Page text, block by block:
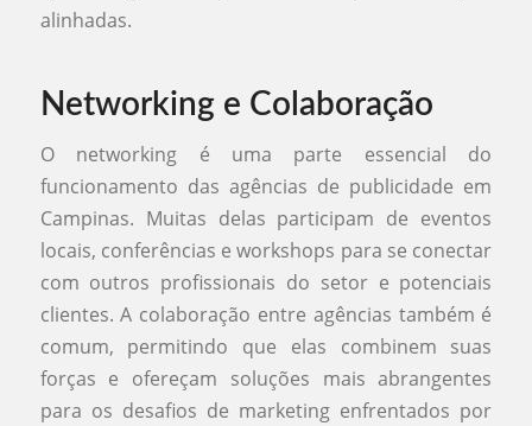
alinhadas.
Networking e Colaboração
O networking é uma parte essencial do
funcionamento das agências de publicidade em
Campinas. Muitas delas participam de eventos
locais, conferências e workshops para se conectar
com outros profissionais do setor e potenciais
clientes. A colaboração entre agências também é
comum, permitindo que elas combinem suas
forças e ofereçam soluções mais abrangentes
para os desafios de marketing enfrentados por